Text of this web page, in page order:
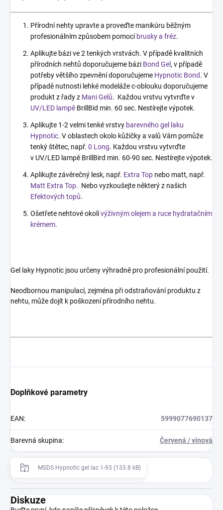
Přírodní nehty upravte a proveďte manikúru běžným
profesionálním způsobem pomocí brusky a fréz.
Aplikujte bázi ve 2 tenkých vrstvách. V případě kvalitních
přírodních nehtů doporučujeme bázi Bond Gel , v případě
potřeby většího zpevnění doporučujeme Hypnotic Bond. V
případě nutnosti lehké modeláže c-oblouku doporučujeme
produkt z řady z Mani Gelů. Každou vrstvu vytvrďte v
UV/LED lampě BrillBid min. 60 sec. Nestírejte výpotek.
Aplikujte 1-2 velmi tenké vrstvy barevného gel laku
Hypnotic. V oblastech okolo kůžičky a valů Vám pomůže
tenký štětec, např. 0 Long. Každou vrstvu vytvrďte
v UV/LED lampě BrillBird min. 60-90 sec. Nestírejte výpotek.
Aplikujte závěrečný lesk, např. Extra Top nebo matt, např.
Matt Extra Top. Nebo vyzkoušejte některý z našich
Efektových topů.
Ošetřete nehtové okolívýživným olejem a ruce hydratačním
krémem.
Gel laky Hypnotic jsou určeny výhradně pro profesionální použití.
Neodbornou manipulací, zejména při odstraňování produktu z
nehtu, může dojít k poškození přírodního nehtu.
Doplňkové parametry
EAN: 5999077690137
Barevná skupina: Červená / vínová
MSDS Hypnotic gel lac 1-93 (133.8 kB)
Diskuze